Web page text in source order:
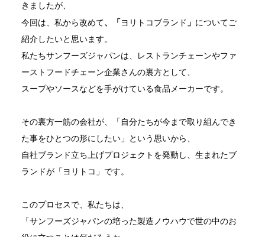
きましたが、
今回は、私から改めて、「 ヨリトコブランド 」 についてご
紹介したいと思います。
私たちサンフーズジャパンは、
レストランチェーンやファ
ーストフードチェーン企業さんの裏方として、
スープやソースなどを手がけている食品メーカーです。
その裏方一筋の会社が、「自分たちが今まで取り組んでき
た事をひとつの形にしたい」という思いから、
自社ブランド立ち上げプロジェクトを発動し、生まれたブ
ランドが「ヨリトコ」です。
このプロセスで、私たちは、
「サンフーズジャパンの培った製造ノウハウで世の中のお